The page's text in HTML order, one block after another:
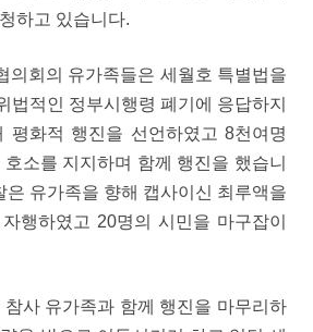
하고 있습니다.
의회의 유가족들은 세월호 특별법을
법적인 정부시행령 폐기에 응답하지
평화적 행진을 선언하였고 8천여명
소를 지지하며 함께 행진을 했습니
은 유가족을 향해 캡사이신 최루액을
행하였고 20명의 시민을 마구잡이
참사 유가족과 함께 행진을 마무리하